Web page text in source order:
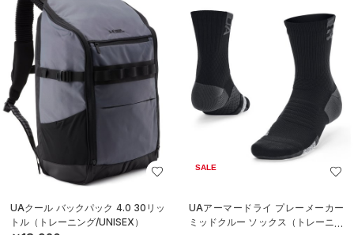
UAクール バックパック 4.0 30リッ
トル（トレーニング/UNISEX）
SALE
UAアーマードライ プレーメーカー
ミッドクルー ソックス（トレーニン